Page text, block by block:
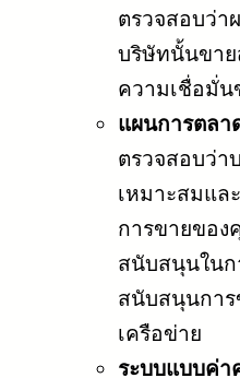
ตรวจสอบว่
บริษัทนั้นขา
ความเชื่อมั่
แผนการตลา
ตรวจสอบว่า
เหมาะสมแล
การขายของ
สนับสนุนในก
สนับสนุนการ
เครือข่าย
ระบบแบบค่